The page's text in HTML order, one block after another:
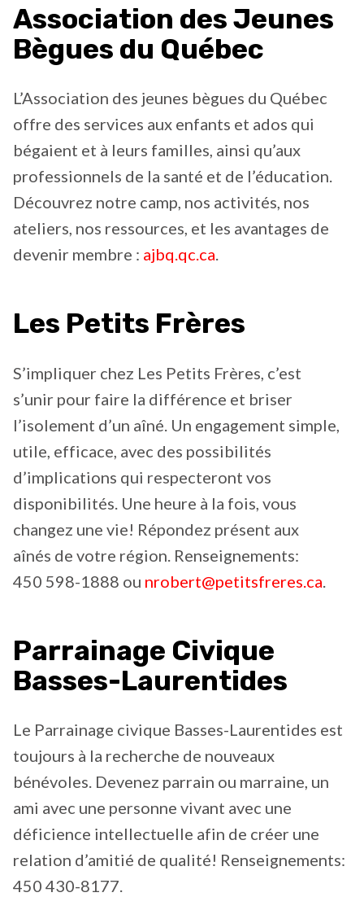
Association des Jeunes
Bègues du Québec
L’Association des jeunes bègues du Québec
offre des services aux enfants et ados qui
bégaient et à leurs familles, ainsi qu’aux
professionnels de la santé et de l’éducation.
Découvrez notre camp, nos activités, nos
ateliers, nos ressources, et les avantages de
devenir membre : ajbq.qc.ca.
Les Petits Frères
S’impliquer chez Les Petits Frères, c’est
s’unir pour faire la différence et briser
l’isolement d’un aîné. Un engagement simple,
utile, efficace, avec des possibilités
d’implications qui respecteront vos
disponibilités. Une heure à la fois, vous
changez une vie! Répondez présent aux
aînés de votre région. Renseignements:
450 598-1888 ou nrobert@petitsfreres.ca
Parrainage Civique
Basses-Laurentides
Le Parrainage civique Basses-Laurentides est
toujours à la recherche de nouveaux
bénévoles. Devenez parrain ou marraine, un
ami avec une personne vivant avec une
déficience intellectuelle afin de créer une
relation d’amitié de qualité! Renseignements:
450 430-8177.